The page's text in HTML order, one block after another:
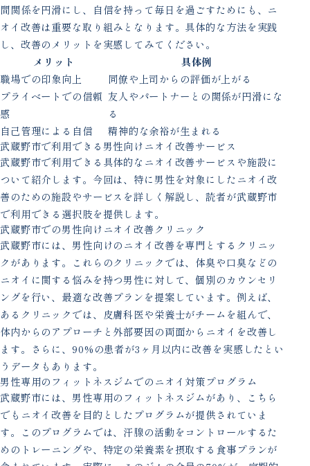
間関係を円滑にし、自信を持って毎日を過ごすためにも、ニ
オイ改善は重要な取り組みとなります。具体的な方法を実践
し、改善のメリットを実感してみてください。
メリット
具体例
職場での印象向上
同僚や上司からの評価が上がる
プライベートでの信頼
感
友人やパートナーとの関係が円滑にな
る
自己管理による自信
精神的な余裕が生まれる
武蔵野市で利用できる男性向けニオイ改善サービス
武蔵野市で利用できる具体的なニオイ改善サービスや施設に
ついて紹介します。今回は、特に男性を対象にしたニオイ改
善のための施設やサービスを詳しく解説し、読者が武蔵野市
で利用できる選択肢を提供します。
武蔵野市での男性向けニオイ改善クリニック
武蔵野市には、男性向けのニオイ改善を専門とするクリニッ
クがあります。これらのクリニックでは、体臭や口臭などの
ニオイに関する悩みを持つ男性に対して、個別のカウンセリ
ングを行い、最適な改善プランを提案しています。例えば、
あるクリニックでは、皮膚科医や栄養士がチームを組んで、
体内からのアプローチと外部要因の両面からニオイを改善し
ます。さらに、90%の患者が3ヶ月以内に改善を実感したとい
うデータもあります。
男性専用のフィットネスジムでのニオイ対策プログラム
武蔵野市には、男性専用のフィットネスジムがあり、こちら
でもニオイ改善を目的としたプログラムが提供されていま
す。このプログラムでは、汗腺の活動をコントロールするた
めのトレーニングや、特定の栄養素を摂取する食事プランが